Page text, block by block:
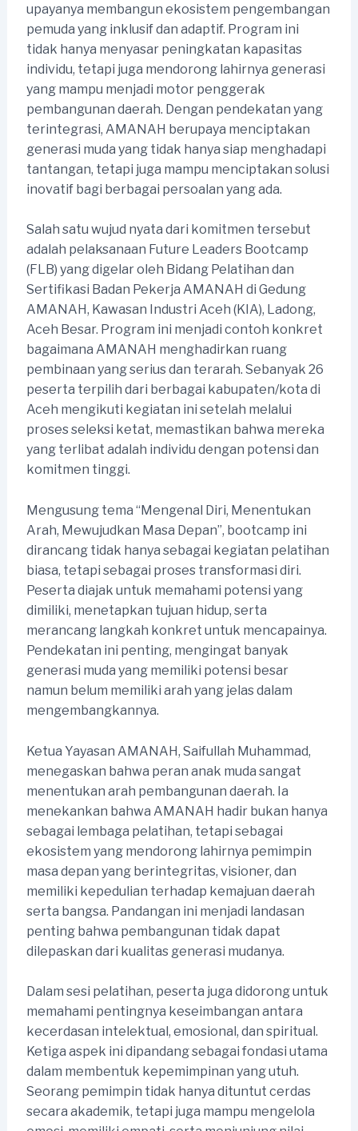
upayanya membangun ekosistem pengembangan
pemuda yang inklusif dan adaptif. Program ini
tidak hanya menyasar peningkatan kapasitas
individu, tetapi juga mendorong lahirnya generasi
yang mampu menjadi motor penggerak
pembangunan daerah. Dengan pendekatan yang
terintegrasi, AMANAH berupaya menciptakan
generasi muda yang tidak hanya siap menghadapi
tantangan, tetapi juga mampu menciptakan solusi
inovatif bagi berbagai persoalan yang ada.
Salah satu wujud nyata dari komitmen tersebut
adalah pelaksanaan Future Leaders Bootcamp
(FLB) yang digelar oleh Bidang Pelatihan dan
Sertifikasi Badan Pekerja AMANAH di Gedung
AMANAH, Kawasan Industri Aceh (KIA), Ladong,
Aceh Besar. Program ini menjadi contoh konkret
bagaimana AMANAH menghadirkan ruang
pembinaan yang serius dan terarah. Sebanyak 26
peserta terpilih dari berbagai kabupaten/kota di
Aceh mengikuti kegiatan ini setelah melalui
proses seleksi ketat, memastikan bahwa mereka
yang terlibat adalah individu dengan potensi dan
komitmen tinggi.
Mengusung tema “Mengenal Diri, Menentukan
Arah, Mewujudkan Masa Depan”, bootcamp ini
dirancang tidak hanya sebagai kegiatan pelatihan
biasa, tetapi sebagai proses transformasi diri.
Peserta diajak untuk memahami potensi yang
dimiliki, menetapkan tujuan hidup, serta
merancang langkah konkret untuk mencapainya.
Pendekatan ini penting, mengingat banyak
generasi muda yang memiliki potensi besar
namun belum memiliki arah yang jelas dalam
mengembangkannya.
Ketua Yayasan AMANAH, Saifullah Muhammad,
menegaskan bahwa peran anak muda sangat
menentukan arah pembangunan daerah. Ia
menekankan bahwa AMANAH hadir bukan hanya
sebagai lembaga pelatihan, tetapi sebagai
ekosistem yang mendorong lahirnya pemimpin
masa depan yang berintegritas, visioner, dan
memiliki kepedulian terhadap kemajuan daerah
serta bangsa. Pandangan ini menjadi landasan
penting bahwa pembangunan tidak dapat
dilepaskan dari kualitas generasi mudanya.
Dalam sesi pelatihan, peserta juga didorong untuk
memahami pentingnya keseimbangan antara
kecerdasan intelektual, emosional, dan spiritual.
Ketiga aspek ini dipandang sebagai fondasi utama
dalam membentuk kepemimpinan yang utuh.
Seorang pemimpin tidak hanya dituntut cerdas
secara akademik, tetapi juga mampu mengelola